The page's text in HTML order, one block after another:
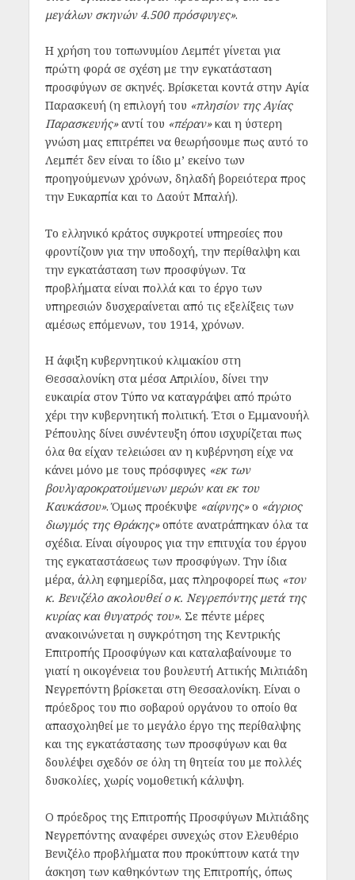
μεγάλων σκηνών 4.500 πρόσφυγες».
Η χρήση του τοπωνυμίου Λεμπέτ γίνεται για
πρώτη φορά σε σχέση με την εγκατάσταση
προσφύγων σε σκηνές. Βρίσκεται κοντά στην Αγία
Παρασκευή (η επιλογή του «πλησίον της Αγίας
Παρασκευής»αντί του «πέραν»και η ύστερη
γνώση μας επιτρέπει να θεωρήσουμε πως αυτό το
Λεμπέτ δεν είναι το ίδιο μ’ εκείνο των
προηγούμενων χρόνων, δηλαδή βορειότερα προς
την Ευκαρπία και το Δαούτ Μπαλή).
Το ελληνικό κράτος συγκροτεί υπηρεσίες που
φροντίζουν για την υποδοχή, την περίθαλψη και
την εγκατάσταση των προσφύγων. Τα
προβλήματα είναι πολλά και το έργο των
υπηρεσιών δυσχεραίνεται από τις εξελίξεις των
αμέσως επόμενων, του 1914, χρόνων.
Η άφιξη κυβερνητικού κλιμακίου στη
Θεσσαλονίκη στα μέσα Απριλίου, δίνει την
ευκαιρία στον Τύπο να καταγράψει από πρώτο
χέρι την κυβερνητική πολιτική. Έτσι ο Εμμανουήλ
Ρέπουλης δίνει συνέντευξη όπου ισχυρίζεται πως
όλα θα είχαν τελειώσει αν η κυβέρνηση είχε να
κάνει μόνο με τους πρόσφυγες «εκ των
βουλγαροκρατούμενων μερών και εκ του
Καυκάσου». Όμως προέκυψε «αίφνης»ο «άγριος
διωγμός της Θράκης»οπότε ανατράπηκαν όλα τα
σχέδια. Είναι σίγουρος για την επιτυχία του έργου
της εγκαταστάσεως των προσφύγων. Την ίδια
μέρα, άλλη εφημερίδα, μας πληροφορεί πως «τον
κ. Βενιζέλο ακολουθεί ο κ. Νεγρεπόντης μετά της
κυρίας και θυγατρός του». Σε πέντε μέρες
ανακοινώνεται η συγκρότηση της Κεντρικής
Επιτροπής Προσφύγων και καταλαβαίνουμε το
γιατί η οικογένεια του βουλευτή Αττικής Μιλτιάδη
Νεγρεπόντη βρίσκεται στη Θεσσαλονίκη. Είναι ο
πρόεδρος του πιο σοβαρού οργάνου το οποίο θα
απασχοληθεί με το μεγάλο έργο της περίθαλψης
και της εγκατάστασης των προσφύγων και θα
δουλέψει σχεδόν σε όλη τη θητεία του με πολλές
δυσκολίες, χωρίς νομοθετική κάλυψη.
Ο πρόεδρος της Επιτροπής Προσφύγων Μιλτιάδης
Νεγρεπόντης αναφέρει συνεχώς στον Ελευθέριο
Βενιζέλο προβλήματα που προκύπτουν κατά την
άσκηση των καθηκόντων της Επιτροπής, όπως